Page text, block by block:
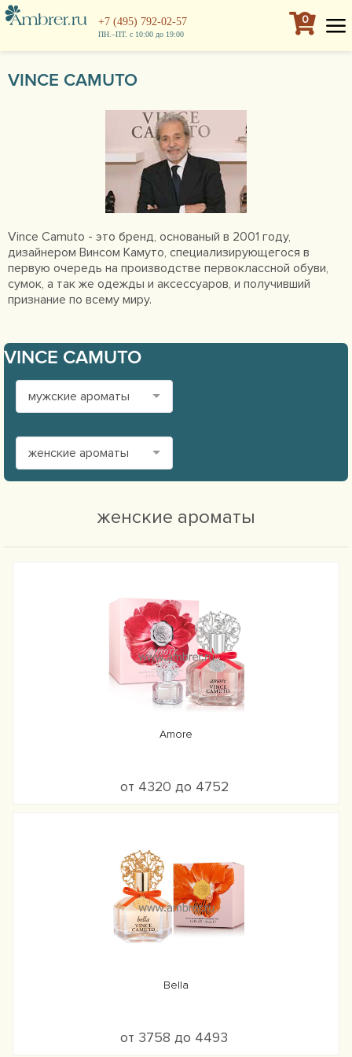
+7 (495) 792-02-57
ПН.–ПТ. с 10:00 до 19:00
0
VINCE CAMUTO
Vince Camuto - это бренд, основаный в 2001 году,
дизайнером Винсом Камуто, специализирующегося в
первую очередь на производстве первоклассной обуви,
сумок, а так же одежды и аксессуаров, и получивший
признание по всему миру.
VINCE CAMUTO
мужские ароматы
женские ароматы
женские ароматы
Amore
от 4320 до 4752
Bella
от 3758 до 4493